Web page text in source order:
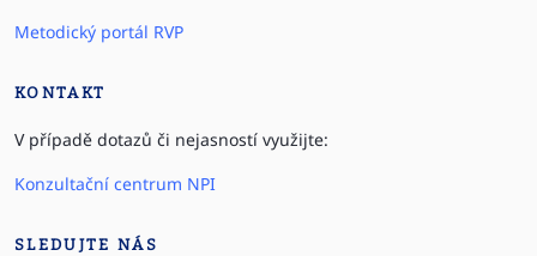
Metodický portál RVP
KONTAKT
V případě dotazů či nejasností využijte:
Konzultační centrum NPI
SLEDUJTE NÁS